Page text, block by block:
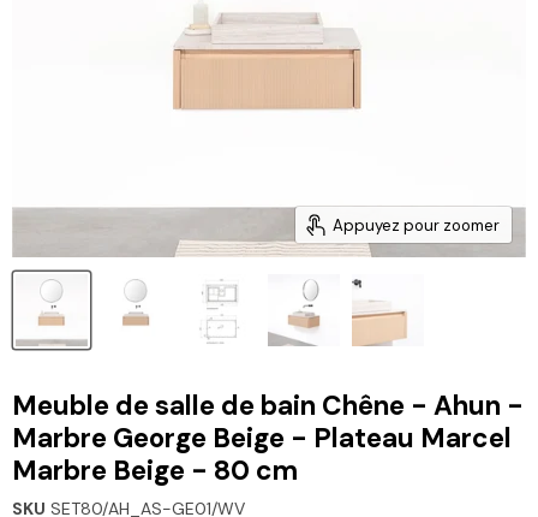
Appuyez pour zoomer
Meuble de salle de bain Chêne - Ahun -
Marbre George Beige - Plateau Marcel
Marbre Beige - 80 cm
SKU SET80/AH_AS-GE01/WV